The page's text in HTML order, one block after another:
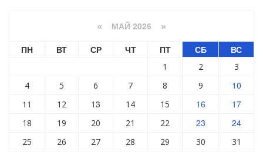
« МАЙ 2026 »
ПН ВТ СР ЧТ ПТ СБ ВС
1 2
3
4
5 6 7 8 9
10
11
12 13 14 15 16 17
18 19 20 21 22 23 24
25 26 27 28 29 30 31